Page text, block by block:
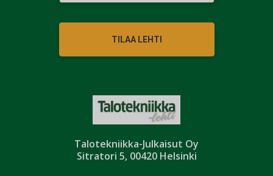
Talotekniikka-Julkaisut Oy
Sitratori 5, 00420 Helsinki
TILAA LEHTI